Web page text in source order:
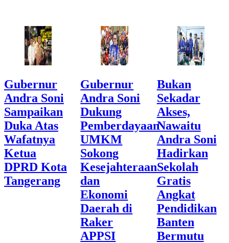
Gubernur
Andra Soni
Sampaikan
Duka Atas
Wafatnya
Ketua
DPRD Kota
Tangerang
Gubernur
Andra Soni
Dukung
Pemberdayaan
UMKM
Sokong
Kesejahteraan
dan
Ekonomi
Daerah di
Raker
APPSI
Bukan
Sekadar
Akses,
Nawaitu
Andra Soni
Hadirkan
Sekolah
Gratis
Angkat
Pendidikan
Banten
Bermutu